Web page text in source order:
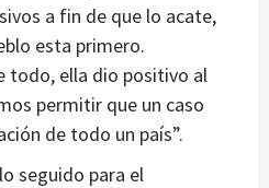
a fin de que lo acate,
esta primero.
todo, ella dio positivo al
permitir que un caso
de todo un país”.
seguido para el